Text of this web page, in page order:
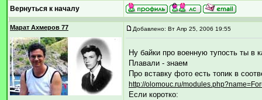
Вернуться к началу
Марат Ахмеров 77 Добавлено: Вт Апр 25, 2006 19:55
Ну байки про военную тупость ты в
Плавали - знаем
Про вставку фото есть топик в
http://olomouc.ru/
Если коротко: